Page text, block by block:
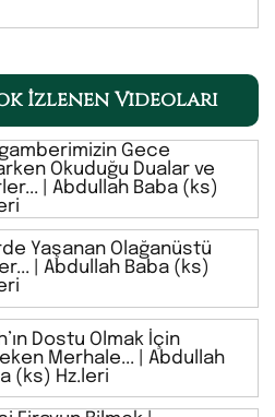
İzlenen Videoları
Gece
Okuduğu Dualar ve
| Abdullah Baba (ks)
Yaşanan Olağanüstü
| Abdullah Baba (ks)
Dostu Olmak İçin
Merhale... | Abdullah
(ks) Hz.leri